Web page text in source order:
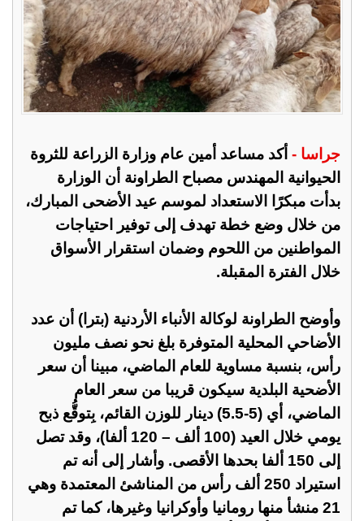
جراسا - أكد مساعد أمين عام وزارة الزراعة للثروة
الحيوانية المهندس مصباح الطراونة أن الوزارة
بدأت مبكرًا الاستعداد لموسم عيد الأضحى المبارك،
من خلال وضع خطة تهدف إلى توفير احتياجات
المواطنين من اللحوم وضمان استقرار الأسواق
خلال الفترة المقبلة.
وأوضح الطراونة لوكالة الأنباء الأردنية (بترا) أن عدد
الأضاحي المحلية المتوفرة بلغ نحو نصف مليون
رأس، بنسبة مساوية للعام الماضي، مبينا أن سعر
الأضحية البلدية سيكون قريبا من سعر العام
الماضي، أي (5-5.5) دينار للوزن القائم، بِتوقُّع ذبح
يومي خلال العيد (100 ألف – 120 ألفا)، وقد تصل
إلى 150 ألفا بحدها الأقصى. وأشار إلى أنه تم
استيراد 250 ألف رأس من المناشئ المعتمدة وهي
21 منشأ منها رومانيا وأوكرانيا وغيرها، كما تم